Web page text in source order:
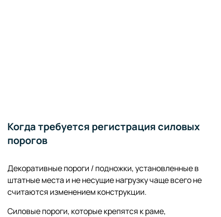
Когда требуется регистрация силовых
порогов
Декоративные пороги / подножки, установленные в
штатные места и не несущие нагрузку чаще всего не
считаются изменением конструкции.
Силовые пороги, которые крепятся к раме,